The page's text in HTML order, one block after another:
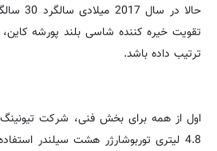
حالا در
تقویت خیره کننده شاسی بلند پورشه
ترتیب داده باشد.
اول از همه برای بخش فنی، شرکت
4.8 لیتری توربوشارژر هشت سیلندر